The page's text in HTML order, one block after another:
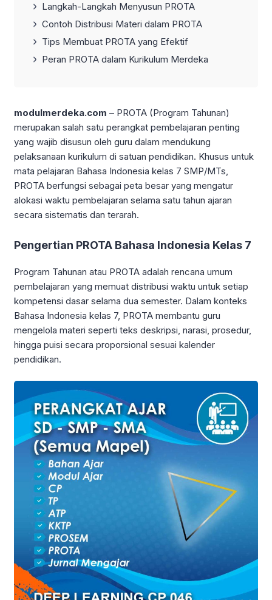
Langkah-Langkah Menyusun PROTA
Contoh Distribusi Materi dalam PROTA
Tips Membuat PROTA yang Efektif
Peran PROTA dalam Kurikulum Merdeka
modulmerdeka.com – PROTA (Program Tahunan)
merupakan salah satu perangkat pembelajaran penting
yang wajib disusun oleh guru dalam mendukung
pelaksanaan kurikulum di satuan pendidikan. Khusus untuk
mata pelajaran Bahasa Indonesia kelas 7 SMP/MTs,
PROTA berfungsi sebagai peta besar yang mengatur
alokasi waktu pembelajaran selama satu tahun ajaran
secara sistematis dan terarah.
Pengertian PROTA Bahasa Indonesia Kelas 7
Program Tahunan atau PROTA adalah rencana umum
pembelajaran yang memuat distribusi waktu untuk setiap
kompetensi dasar selama dua semester. Dalam konteks
Bahasa Indonesia kelas 7, PROTA membantu guru
mengelola materi seperti teks deskripsi, narasi, prosedur,
hingga puisi secara proporsional sesuai kalender
pendidikan.